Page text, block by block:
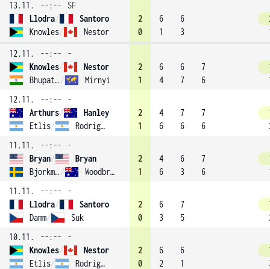
13.11.
--:--
SF
Llodra/
Santoro
Knowles/ Nestor
2
0
6
1
6
3
12.11. --:--
-
Knowles/
Nestor
Bhupathi / Mirnyi
2
1
6
4
6
7
7
6
12.11.
--:--
-
Arthurs/
Hanley
Etlis/ Rodriguez
2
1
4
6
7
6
7
6
11.11.
--:--
-
Bryan/
Bryan
Bjorkman / Woodbridge
2
1
4
6
6
3
7
6
11.11.
--:--
-
Llodra/
Santoro
Damm/ Suk
2
0
6
3
7
5
10.11.
--:--
-
Knowles/
Nestor
Etlis/ Rodriguez
2
0
6
2
6
1